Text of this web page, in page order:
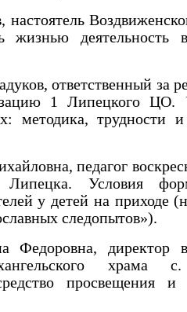
жизнью деятельность
ответственный за
1 Липецкого ЦО.
методика, трудности
педагог
Условия
у детей на приходе
следопытов»).
Федоровна, директор
храма
просвещения и